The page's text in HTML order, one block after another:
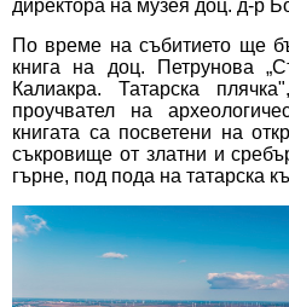
директора на музея доц. д-р
По време на събитието ще
книга на доц. Петрунова
Калиакра. Татарска
проучвател на
книгата са посветени на
съкровище от златни и
гърне, под пода на татарска